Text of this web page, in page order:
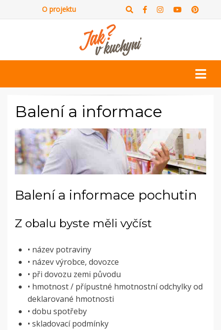
O projektu
Balení a informace
Balení a informace pochutin
Z obalu byste měli vyčíst
• název potraviny
• název výrobce, dovozce
• při dovozu zemi původu
• hmotnost / přípustné hmotnostní odchylky od
deklarované hmotnosti
• dobu spotřeby
• skladovací podmínky